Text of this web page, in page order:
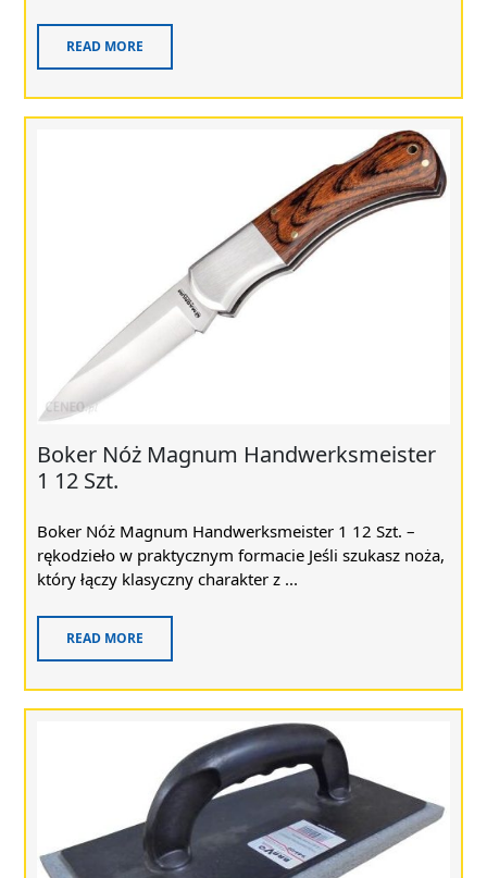
READ MORE
Boker Nóż Magnum Handwerksmeister
1 12 Szt.
Boker Nóż Magnum Handwerksmeister 1 12 Szt. –
rękodzieło w praktycznym formacie Jeśli szukasz noża,
który łączy klasyczny charakter z ...
READ MORE